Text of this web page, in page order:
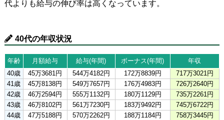
代よりも給与の伸び率は高くなっています。
40代の年収状況
年齢 月額給与 給与(年間) ボーナス(年間)
年収
40歳
45万3681円 544万4182円 172万8839円
717万3021円
41歳
45万8138円 549万7657円 176万4983円
726万2640円
42歳
46万2594円 555万1132円 180万1129円
735万2261円
43歳
46万8102円 561万7230円 183万9492円
745万6722円
44歳
47万5188円 570万2262円 188万1184円
758万3445円